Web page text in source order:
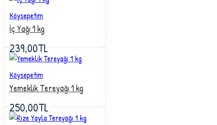
Köysepetim
İç Yağı 1 kg
239,00TL
Köysepetim
Yemeklik Tereyağı 1 kg
250,00TL